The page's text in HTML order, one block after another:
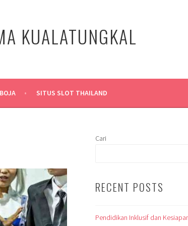
KUALATUNGKAL
SITUS SLOT THAILAND
Cari
RECENT POSTS
Pendidikan Inklusif dan